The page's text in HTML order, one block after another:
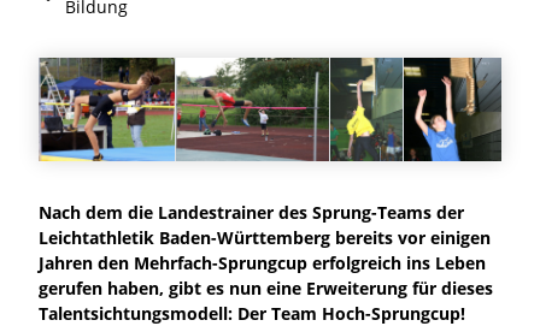
Bildung
Nach dem die Landestrainer des Sprung-Teams der
Leichtathletik Baden-Württemberg bereits vor einigen
Jahren den Mehrfach-Sprungcup erfolgreich ins Leben
gerufen haben, gibt es nun eine Erweiterung für dieses
Talentsichtungsmodell: Der Team Hoch-Sprungcup!